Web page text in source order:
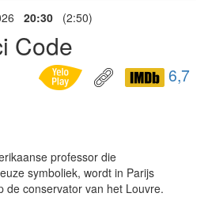
20:30 (2:50)
Code
6,7
professor die
symboliek, wordt in Parijs
de conservator van het Louvre.